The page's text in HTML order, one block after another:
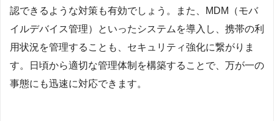
認できるような対策も有効でしょう。また、MDM（モバ
イルデバイス管理）といったシステムを導入し、携帯の利
用状況を管理することも、セキュリティ強化に繋がりま
す。日頃から適切な管理体制を構築することで、万が一の
事態にも迅速に対応できます。